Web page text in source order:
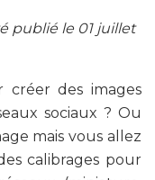
publié le 01 juillet
créer des images
sociaux ? Ou
mais vous allez
calibrages pour